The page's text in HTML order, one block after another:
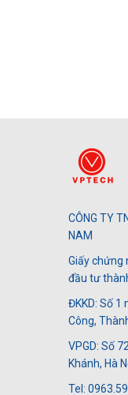
CÔNG TY
NAM
Giấy chứng
đầu tư
ĐKKD: Số 1
Công,
VPGD: Số
Khánh, Hà
Tel: